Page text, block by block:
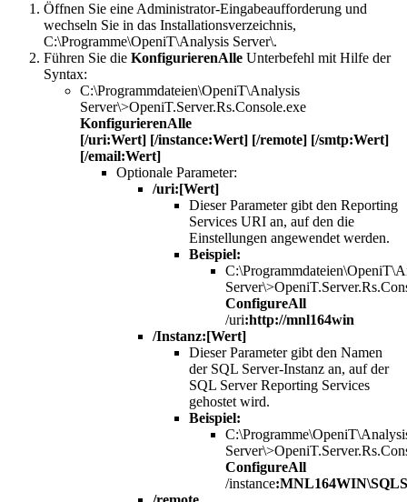
Öffnen Sie eine Administrator-Eingabeaufforderung und
wechseln Sie in das Installationsverzeichnis,
C:\Programme\OpeniT\Analysis Server\.
Führen Sie die KonfigurierenAlle Unterbefehl mit Hilfe der
Syntax:
C:\Programmdateien\OpeniT\Analysis
Server\>OpeniT.Server.Rs.Console.exe
KonfigurierenAlle
[/uri:Wert] [/instance:Wert] [/remote] [/smtp:Wert]
[/email:Wert]
Optionale Parameter:
/uri:[Wert]
Dieser Parameter gibt den Reporting
Services URI an, auf den die
Einstellungen angewendet werden.
Beispiel:
ConfigureAll
/uri:http://mnl164win
/Instanz:[Wert]
Dieser Parameter gibt den Namen
der SQL Server-Instanz an, auf der
SQL Server Reporting Services
gehostet wird.
Beispiel:
ConfigureAll
/instance